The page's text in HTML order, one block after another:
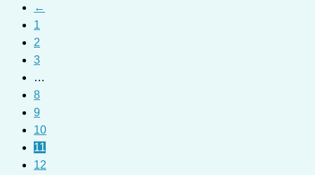
←
1
2
3
…
8
9
10
11
12